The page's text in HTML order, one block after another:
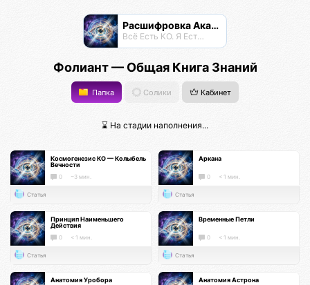
Расшифровка Акаши
Всё Есть КО. Я Есть КО.
Фолиант — Общая Книга Знаний
Папка Солики Кабинет
⌛ На стадии наполнения...
Космогенезис КО — Колыбель
Вечности
0 ~3 мин.
Статья
Аркана
0 < 1 мин.
Статья
Принцип Наименьшего
Действия
0 < 1 мин.
Статья
Временные Петли
0 < 1 мин.
Статья
Анатомия Уробора Анатомия Астрона